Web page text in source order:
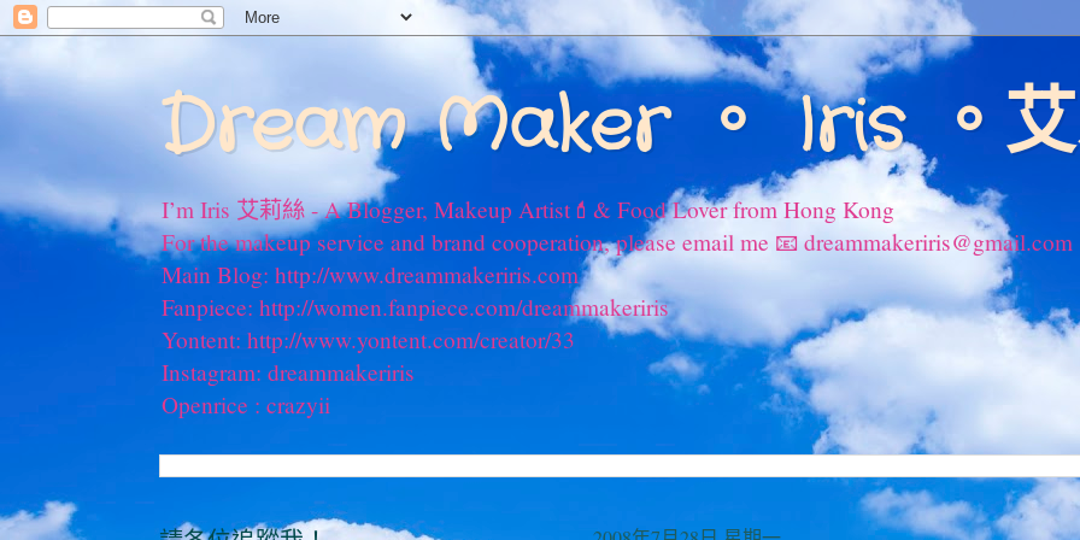
Dream Maker 。 Iris 。
I’m Iris 艾莉絲 - A Blogger, Makeup Artist💄& Food Lover from Hong Kong
For the makeup service and brand cooperation, please email me 📧 dreammakeriris@gmail.com
Main Blog: http://www.dreammakeriris.com
Fanpiece: http://women.fanpiece.com/dreammakeriris
Yontent: http://www.yontent.com/creator/33
Instagram: dreammakeriris
Openrice : crazyii